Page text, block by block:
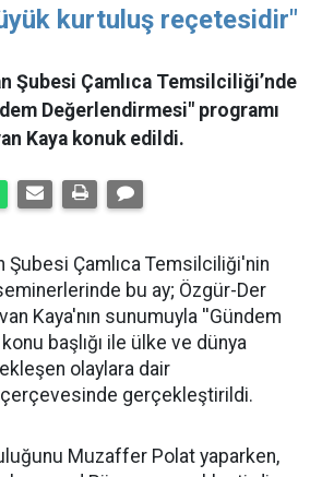
kurtuluş reçetesidir"
Şubesi Çamlıca Temsilciliği’nde
Değerlendirmesi" programı
Kaya konuk edildi.
Şubesi Çamlıca Temsilciliği'nin
bu ay; Özgür-Der
Kaya'nın sunumuyla ''Gündem
başlığı ile ülke ve dünya
olaylara dair
gerçekleştirildi.
Muzaffer Polat yaparken,